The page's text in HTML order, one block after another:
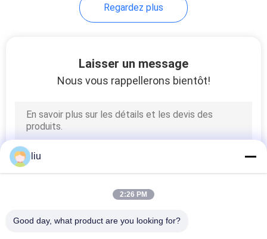
machine à simple
machine d'extrusion
de câble
Regardez plus
Laisser un message
Nous vous rappellerons bientôt!
liu
2:26 PM
Good day, what product are you looking for?